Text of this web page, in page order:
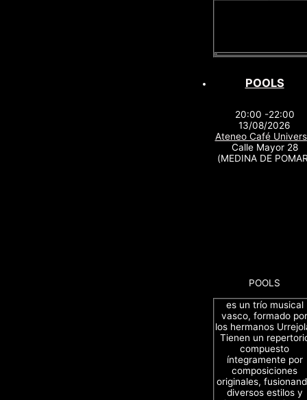
POOLS
20:00 -22:00
13/08/2026
Ateneo Café
Calle Mayor 28
(MEDINA DE
POOLS
es un trío musical
vasco, formado por
los hermanos
Tienen un
compuesto
íntegramente por
composiciones
originales,
diversos estilos y